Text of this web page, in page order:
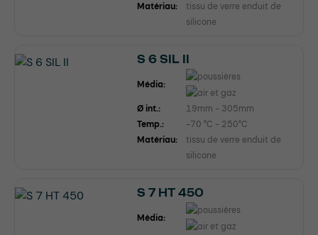
Matériau:
tissu de verre enduit de
silicone
S 6 SIL II
Média:
Ø int.:
19mm - 305mm
Temp.:
-70 °C - 250°C
Matériau:
tissu de verre enduit de
silicone
S 7 HT 450
Média: